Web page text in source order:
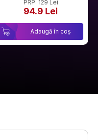
PRP: 129 Lei
94.9 Lei
Adaugă în coș